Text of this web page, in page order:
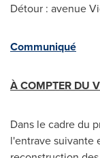
Détour : avenue
Communiqué
À COMPTER DU
Dans le cadre du
l'entrave suivante